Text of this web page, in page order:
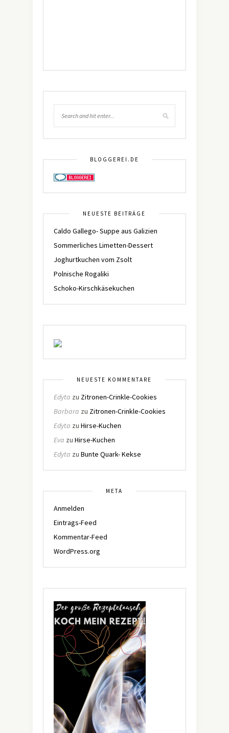
BLOGGEREI.DE
NEUESTE BEITRÄGE
Caldo Gallego- Suppe aus Galizien
Sommerliches Limetten-Dessert
Joghurtkuchen vom Zsolt
Polnische Rogaliki
Schoko-Kirschkäsekuchen
NEUESTE KOMMENTARE
Edyta zu Zitronen-Crinkle-Cookies
Barbara zu Zitronen-Crinkle-Cookies
Edyta zu Hirse-Kuchen
Eva zu Hirse-Kuchen
Edyta zu Bunte Quark- Kekse
META
Anmelden
Eintrags-Feed
Kommentar-Feed
WordPress.org